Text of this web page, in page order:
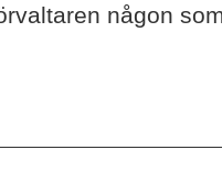
någon